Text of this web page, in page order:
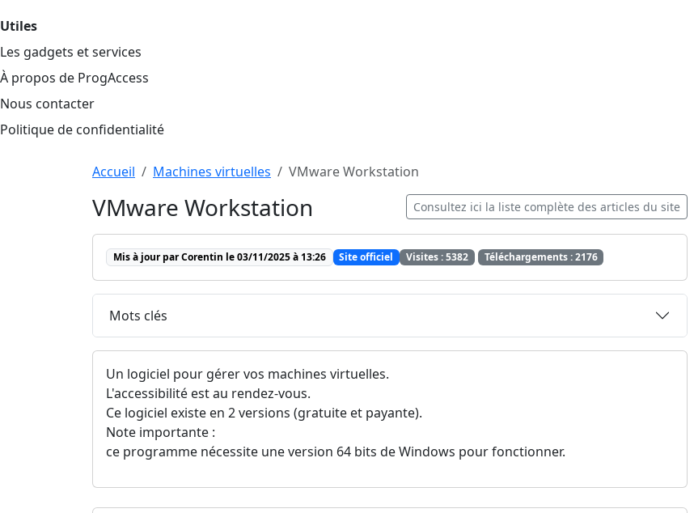
Utiles
Les gadgets et services
À propos de ProgAccess
Nous contacter
Politique de confidentialité
Aller au contenu principal
Accueil Machines virtuelles VMware Workstation
VMware Workstation Consultez ici la liste complète des articles du site
Mis à jour par Corentin le 03/11/2025 à 13:26 Site officiel Visites : 5382 Téléchargements : 2176
Mots clés
Un logiciel pour gérer vos machines virtuelles.
L'accessibilité est au rendez-vous.
Ce logiciel existe en 2 versions (gratuite et payante).
Note importante :
ce programme nécessite une version 64 bits de Windows pour fonctionner.